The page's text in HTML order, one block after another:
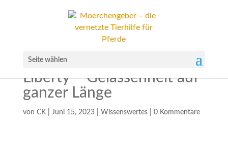
Seite wählen
Liberty – Gelassenheit auf
ganzer Länge
von CK| Juni 15, 2023| Wissenswertes| 0 Kommentare